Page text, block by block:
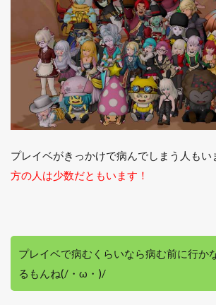
プレイベがきっかけで病んでしまう人も
方の人は少数だともいます！
プレイベで病むくらいなら病む前に行か
るもんね(/・ω・)/